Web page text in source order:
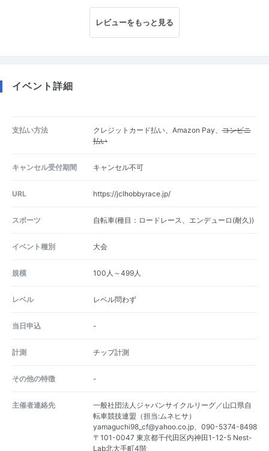
レビューをもっと見る
イベント詳細
支払い方法 クレジットカード払い、Amazon Pay、コンビニ
払い
キャンセル受付期間 キャンセル不可
URL https://jclhobbyrace.jp/
スポーツ 自転車(種目：ロードレース、エンデューロ(耐久))
イベント種別 大会
規模 100人～499人
レベル レベル問わず
当日申込 -
計測 チップ計測
その他の特徴 -
主催者連絡先
一般社団法人ジャパンサイクルリーグ／山口県自
転車競技連盟（担当:ムネヒサ）
yamaguchi98_cf@yahoo.co.jp、090-5374-8498
〒101-0047 東京都千代田区内神田1-12-5 Nest-
Lab北大手町4階